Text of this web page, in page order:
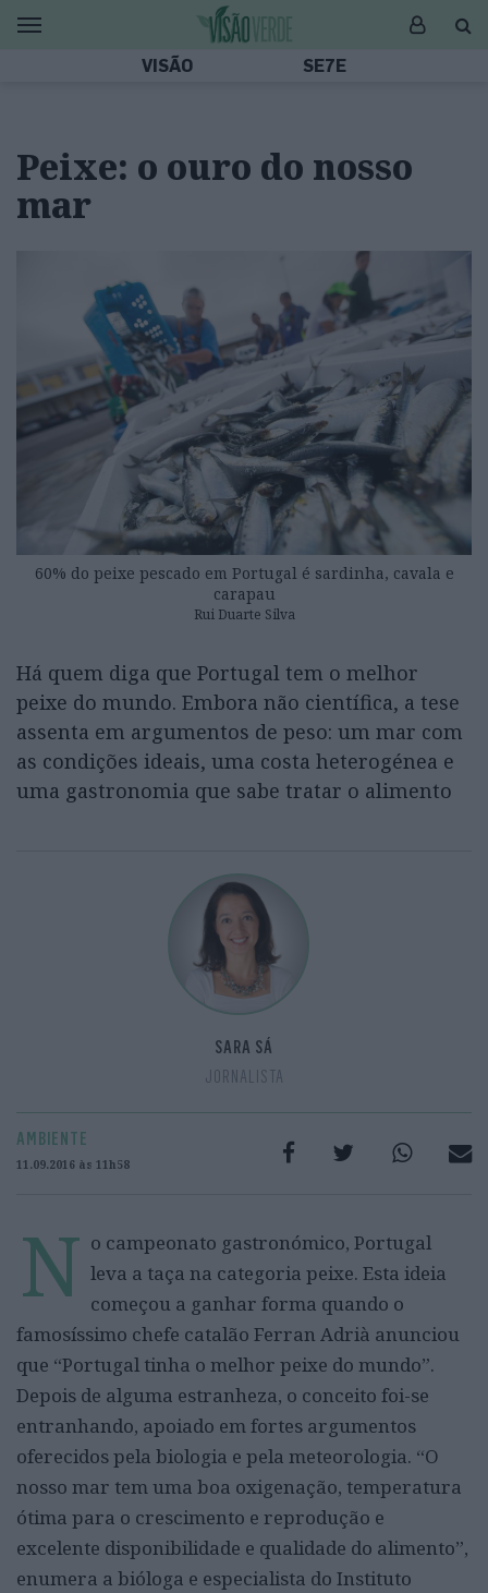
VISÃO SE7E
Peixe: o ouro do nosso
mar
60% do peixe pescado em Portugal é sardinha, cavala e
carapau
Rui Duarte Silva
Há quem diga que Portugal tem o melhor
peixe do mundo. Embora não científica, a tese
assenta em argumentos de peso: um mar com
as condições ideais, uma costa heterogénea e
uma gastronomia que sabe tratar o alimento
SARA SÁ
JORNALISTA
AMBIENTE
11.09.2016 às 11h58
N o campeonato gastronómico, Portugal
leva a taça na categoria peixe. Esta ideia
começou a ganhar forma quando o
famosíssimo chefe catalão Ferran Adrià anunciou
que “Portugal tinha o melhor peixe do mundo”.
Depois de alguma estranheza, o conceito foi-se
entranhando, apoiado em fortes argumentos
oferecidos pela biologia e pela meteorologia. “O
nosso mar tem uma boa oxigenação, temperatura
ótima para o crescimento e reprodução e
excelente disponibilidade e qualidade do alimento”,
enumera a bióloga e especialista do Instituto